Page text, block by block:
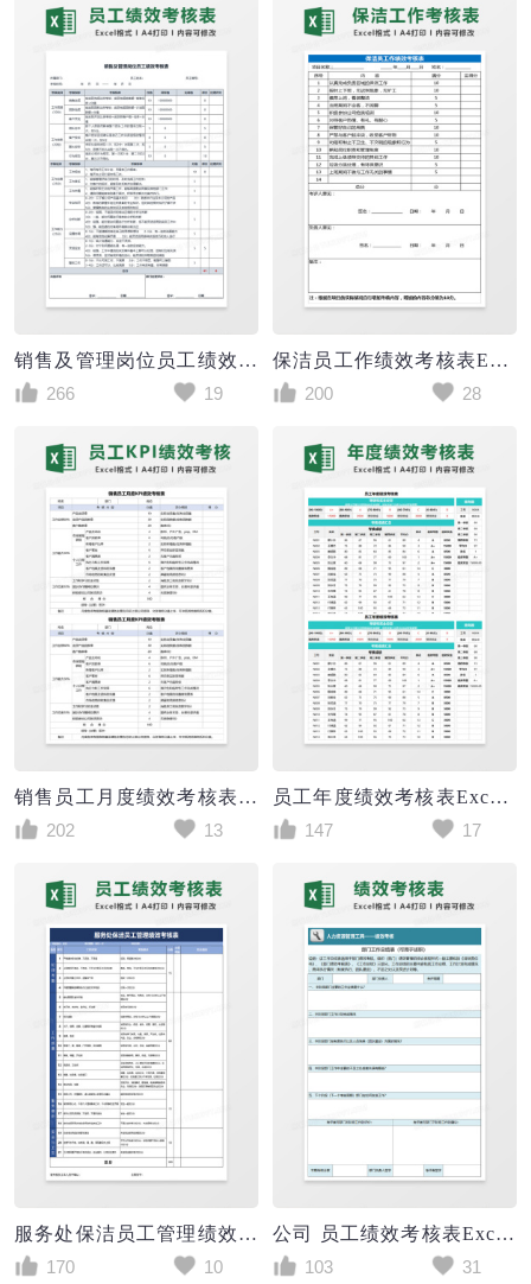
销售及管理岗位员工绩效考核表Excel模板
266
19
保洁员工作绩效考核表Excel表格
200
28
销售员工月度绩效考核表Excel模板
202
13
员工年度绩效考核表Excel模板
147
17
服务处保洁员工管理绩效考核表excel模板
170
10
公司 员工绩效考核表Excel模板
103
31